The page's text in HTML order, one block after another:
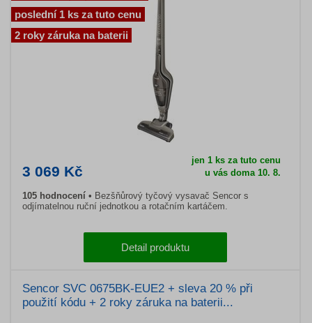
3 069 Kč
jen 1 ks za tuto cenu
u vás doma 10. 8.
105 hodnocení
Bezšňůrový tyčový vysavač Sencor s
odjímatelnou ruční jednotkou a rotačním kartáčem.
Detail produktu
poslední 1 ks za tuto cenu
2 roky záruka na baterii
Sencor SVC 0675BK-EUE2 + sleva 20 % při
použití kódu + 2 roky záruka na baterii...